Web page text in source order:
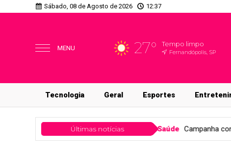
Sábado, 08 de Agosto de 2026 12:37
MENU 27° Tempo limpo
Fernandópolis, SP
Tecnologia Geral Esportes
Últimas notícias
Saúde Campanha contra sarampo vacinou 280 mil